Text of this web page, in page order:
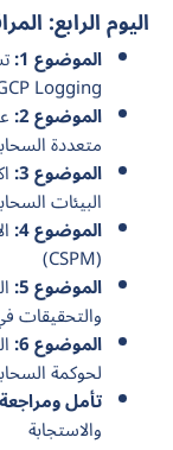
اليوم الرابع:
الموضوع 1:
Logging)
الموضوع 2:
متعددة
الموضوع 3:
البيئات
الموضوع 4:
(CSPM)
الموضوع 5:
والتحقيقات
الموضوع 6:
لحوكمة
تأمل
والاستجابة